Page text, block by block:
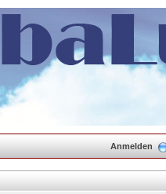
Anmelden